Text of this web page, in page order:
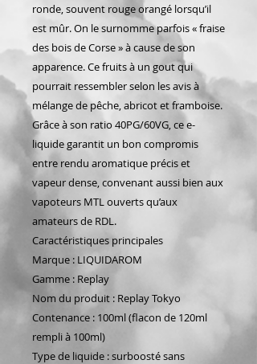
ronde, souvent rouge orangé lorsqu’il
est mûr. On le surnomme parfois « fraise
des bois de Corse » à cause de son
apparence. Ce fruits à un gout qui
pourrait ressembler selon les avis à
mélange de pêche, abricot et framboise.
Grâce à son ratio 40PG/60VG, ce e-
liquide garantit un bon compromis
entre rendu aromatique précis et
vapeur dense, convenant aussi bien aux
vapoteurs MTL ouverts qu’aux
amateurs de RDL.
Caractéristiques principales
Marque : LIQUIDAROM
Gamme : Replay
Nom du produit : Replay Tokyo
Contenance : 100ml (flacon de 120ml
rempli à 100ml)
Type de liquide : surboosté sans